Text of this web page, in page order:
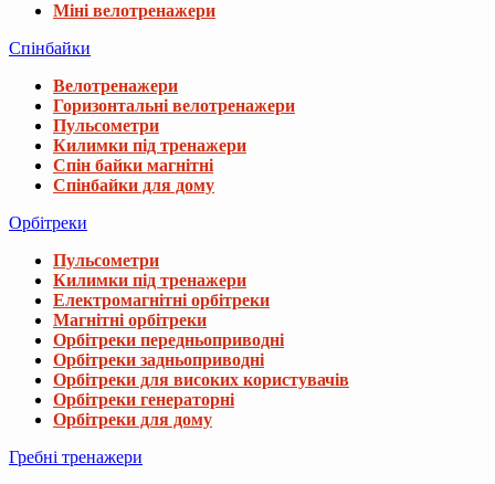
Міні велотренажери
Спінбайки
Велотренажери
Горизонтальні велотренажери
Пульсометри
Килимки під тренажери
Спін байки магнітні
Спінбайки для дому
Орбітреки
Пульсометри
Килимки під тренажери
Електромагнітні орбітреки
Магнітні орбітреки
Орбітреки передньоприводні
Орбітреки задньоприводні
Орбітреки для високих користувачів
Орбітреки генераторні
Орбітреки для дому
Гребні тренажери